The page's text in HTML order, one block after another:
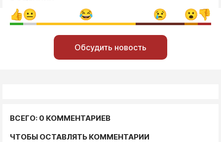
Обсудить новость
ВСЕГО: 0 КОММЕНТАРИЕВ
ЧТОБЫ ОСТАВЛЯТЬ КОММЕНТАРИИ